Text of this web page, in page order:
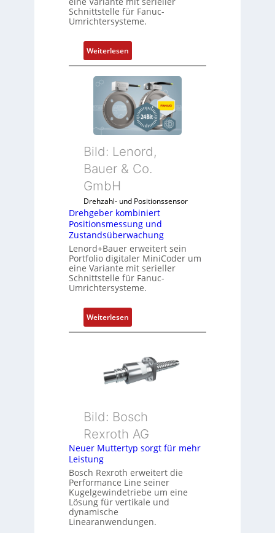
Schnittstelle für Fanuc-
Umrichtersysteme.
Weiterlesen:
D
r
e
h
g
e
e
m
b
i
i
e
r
P
o
s
i
o
m
s
u
n
g
n
Bild: Lenord,
Bauer & Co.
GmbH
Drehzahl- und Positionssensor
Drehgeber kombiniert
Positionsmessung und
Zustandsüberwachung
Lenord+Bauer erweitert sein
Portfolio digitaler MiniCoder um
eine Variante mit serieller
Schnittstelle für Fanuc-
Umrichtersysteme.
Weiterlesen:
D
h
g
e
k
m
b
i
i
Bild: Bosch
Rexroth AG
Neuer Muttertyp sorgt für mehr
Leistung
Bosch Rexroth erweitert die
Performance Line seiner
Kugelgewindetriebe um eine
Lösung für vertikale und
dynamische
Linearanwendungen.